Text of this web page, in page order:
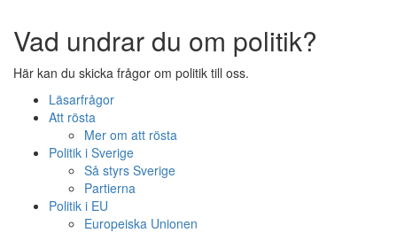
Vad undrar du om politik?
Här kan du skicka frågor om politik till oss.
Läsarfrågor
Att rösta
Mer om att rösta
Politik i Sverige
Så styrs Sverige
Partierna
Politik i EU
Europeiska Unionen